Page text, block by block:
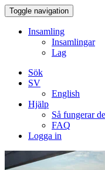
Toggle navigation
Insamling
Insamlingar
Lag
Sök
SV
English
Hjälp
Så fungerar
FAQ
Logga in